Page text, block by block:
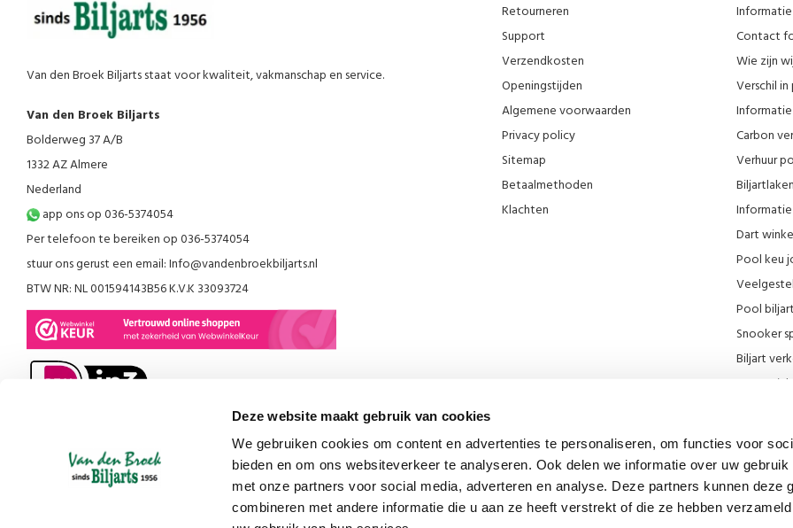
Deze website maakt gebruik van cookies
We gebruiken cookies om content en advertenties te personaliseren, om functies voor
bieden en om ons websiteverkeer te analyseren. Ook delen we informatie over uw
met onze partners voor social media, adverteren en analyse. Deze partners kunnen deze
combineren met andere informatie die u aan ze heeft verstrekt of die ze hebben
Van den Broek Biljarts staat voor kwaliteit, vakmanschap en service.
Van den Broek Biljarts
Bolderweg 37 A/B
1332 AZ Almere
Nederland
app ons op 036-5374054
Per telefoon te bereiken op 036-5374054
stuur ons gerust een email:Info@vandenbroekbiljarts.nl
BTW NR: NL 001594143B56 K.V.K 33093724
Retourneren
Support
Verzendkosten
Openingstijden
Algemene voorwaarden
Privacy policy
Sitemap
Betaalmethoden
Klachten
Contact
Wie zijn
Verschil
Carbon
Verhuur
Dart
Pool keu
Pool
Snooker
Biljart
Onze
Blog
Biljart
Diverse